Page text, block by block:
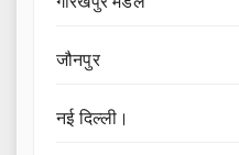
जौनपुर
नई दिल्ली।